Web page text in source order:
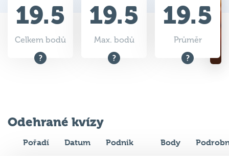
19.5
Celkem bodů
19.5
Max. bodů
19.5
Průměr
Odehrané kvízy
Pořadí Datum Podnik Body